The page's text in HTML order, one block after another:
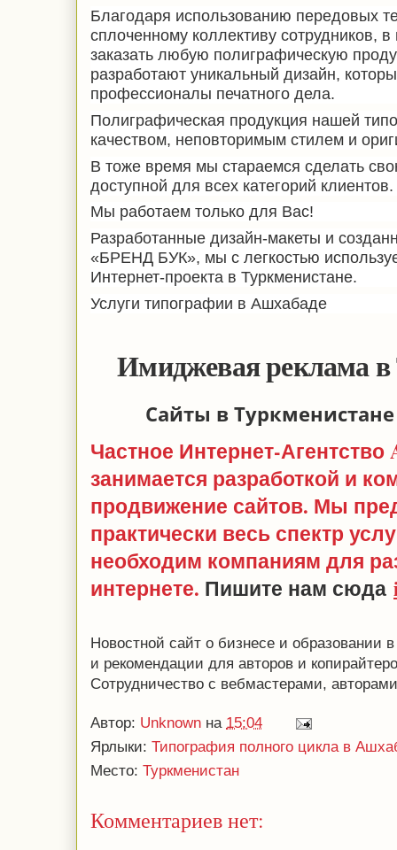
Благодаря использованию передовых
сплоченному коллективу сотрудников,
заказать любую полиграфическую
разработают уникальный дизайн,
профессионалы печатного дела.
Полиграфическая продукция нашей
качеством, неповторимым стилем и
В тоже время мы стараемся сделать
доступной для всех категорий клиентов.
Мы работаем только для Вас!
Разработанные дизайн-макеты и
«БРЕНД БУК», мы с легкостью
Интернет-проекта в Туркменистане.
Услуги типографии в Ашхабаде
Имиджевая реклама в
Сайты в
Частное Интернет-Агентство
занимается разработкой и
продвижение сайтов. Мы
практически весь спектр
необходим компаниям для
интернете. Пишите нам сюда
Новостной сайт о бизнесе и образовании
и рекомендации для авторов и
Сотрудничество с вебмастерами,
Автор: Unknown на 15:04
Ярлыки: Типография полного цикла в
Место: Туркменистан
Комментариев нет: